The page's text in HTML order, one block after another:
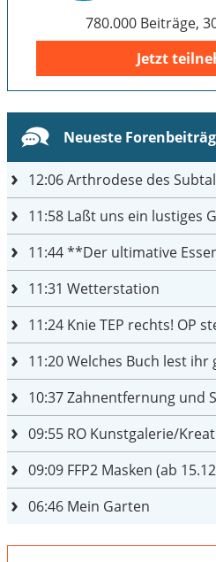
780.000 Beiträge,
Jetzt
Neueste
12:06Arthrodese des
11:58 Laßt uns ein lustiges
11:44**Der ultimative
11:31 Wetterstation
11:24 Knie TEP rechts! OP
11:20Welches Buch lest ihr
10:37Zahnentfernung und
09:55 RO Kunstgalerie/
09:09 FFP2 Masken (ab
06:46 Mein Garten